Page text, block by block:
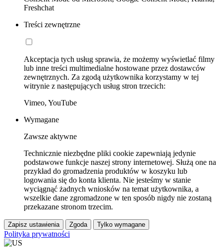
Freshchat
Treści zewnętrzne
Akceptacja tych usług sprawia, że możemy wyświetlać filmy
lub inne treści multimedialne hostowane przez dostawców
zewnętrznych. Za zgodą użytkownika korzystamy w tej
witrynie z następujących usług stron trzecich:
Vimeo, YouTube
Wymagane
Zawsze aktywne
Technicznie niezbędne pliki cookie zapewniają jedynie
podstawowe funkcje naszej strony internetowej. Służą one na
przykład do gromadzenia produktów w koszyku lub
logowania się do konta klienta. Nie jesteśmy w stanie
wyciągnąć żadnych wniosków na temat użytkownika, a
wszelkie dane zgromadzone w ten sposób nigdy nie zostaną
przekazane stronom trzecim.
Zapisz ustawienia Zgoda Tylko wymagane
Polityka prywatności